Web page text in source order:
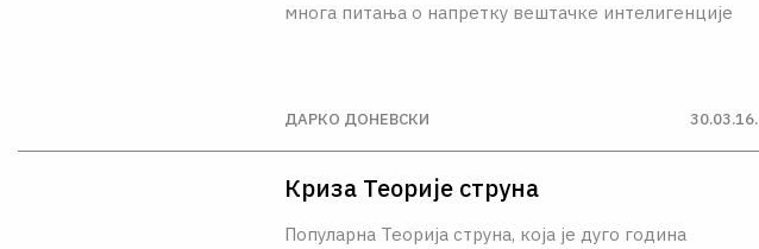
многа питања о напретку вештачке интелигенције
ДАРКО ДОНЕВСКИ 30.03.16.
Криза Теорије струна
Популарна Теорија струна, која је дуго година